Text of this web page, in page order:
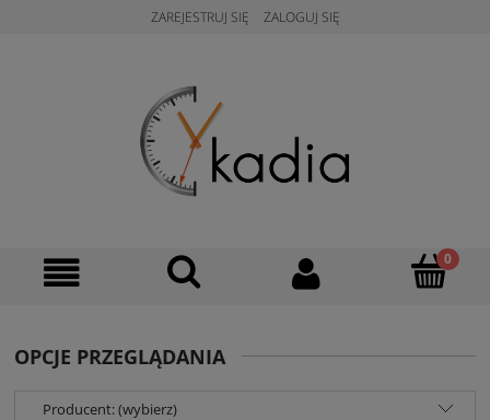
ZAREJESTRUJ SIĘ ZALOGUJ SIĘ
OPCJE PRZEGLĄDANIA
Producent: (wybierz)